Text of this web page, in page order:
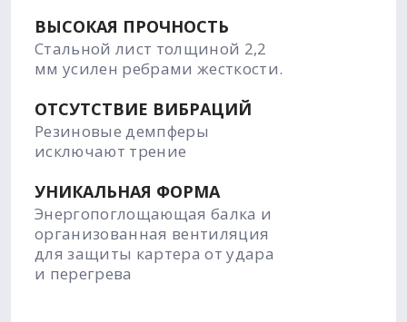
ВЫСОКАЯ ПРОЧНОСТЬ
Стальной лист толщиной 2,2
мм усилен ребрами жесткости.
ОТСУТСТВИЕ ВИБРАЦИЙ
Резиновые демпферы
исключают трение
УНИКАЛЬНАЯ ФОРМА
Энергопоглощающая балка и
организованная вентиляция
для защиты картера от удара
и перегрева